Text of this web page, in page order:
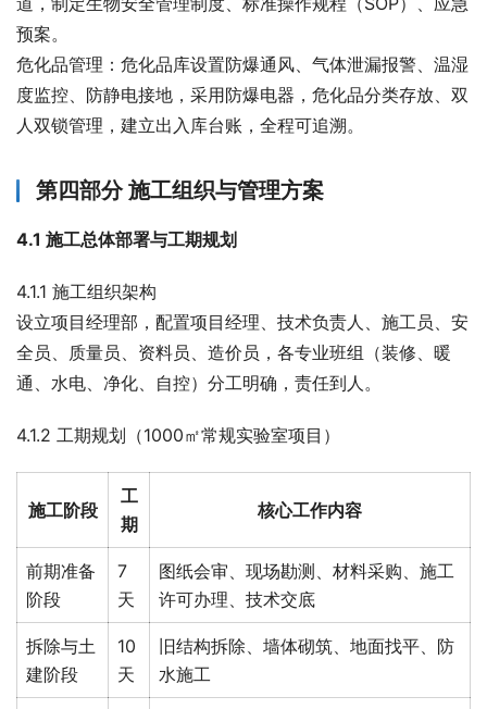
预案。
危化品管理：危化品库设置防爆通风、气体泄漏报警、温湿
度监控、防静电接地，采用防爆电器，危化品分类存放、双
人双锁管理，建立出入库台账，全程可追溯。
第四部分 施工组织与管理方案
4.1 施工总体部署与工期规划
4.1.1 施工组织架构
设立项目经理部，配置项目经理、技术负责人、施工员、安
全员、质量员、资料员、造价员，各专业班组（装修、暖
通、水电、净化、自控）分工明确，责任到人。
4.1.2 工期规划（1000㎡常规实验室项目）
施工阶段
工
期
核心工作内容
前期准备
阶段
7
天
图纸会审、现场勘测、材料采购、施工
许可办理、技术交底
拆除与土
建阶段
10
天
旧结构拆除、墙体砌筑、地面找平、防
水施工